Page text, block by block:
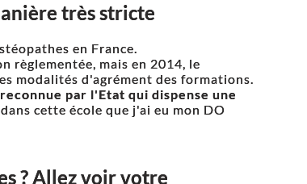
très stricte
en France.
règlementée, mais en 2014, le
modalités d'agrément des formations.
par l'Etat qui dispense une
cette école que j'ai eu mon DO
? Allez voir votre